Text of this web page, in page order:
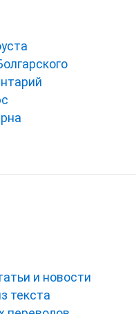
и новости
текста